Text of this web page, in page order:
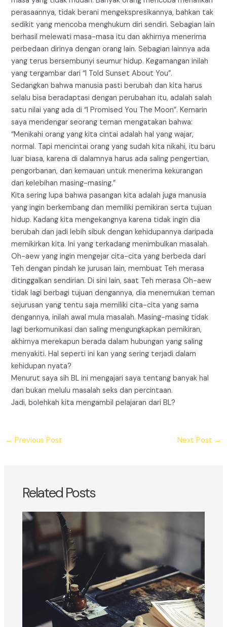
perasaannya, tidak berani mengekspresikannya, bahkan tak
sedikit yang mencoba menghukum diri sendiri. Sebagian lain
berhasil melewati masa-masa itu dan akhirnya menerima
perbedaan dirinya dengan orang lain. Sebagian lainnya ada
yang terus bersembunyi seumur hidup. Kegamangan inilah
yang tergambar dari “I Told Sunset About You”.
Sedangkan bahwa manusia pasti berubah dan kita harus
selalu bisa beradaptasi dengan perubahan itu, adalah salah
satu nilai yang ada di “I Promised You The Moon”. Kemarin
saya mendengar seorang teman mengatakan bahwa:
“Menikahi orang yang kita cintai adalah hal yang wajar,
normal. Tapi mencintai orang yang sudah kita nikahi, itu baru
luar biasa, karena di dalamnya harus ada saling pengertian,
pengorbanan, dan kemauan untuk menerima kekurangan
dan kelebihan masing-masing.”
Kita sering lupa bahwa pasangan kita adalah juga manusia
yang ingin berkembang dan memiliki pemikiran serta tujuan
hidup. Kadang kita mengekangnya karena tidak ingin dia
berubah dan jadi lebih sibuk dengan kehidupannya daripada
memikirkan kita. Ini yang terkadang menimbulkan masalah.
Oh-aew yang ingin mengejar cita-cita yang berbeda dari
Teh dengan pindah ke jurusan lain, membuat Teh merasa
ditinggalkan sendirian. Di sini lain, saat Teh merasa Oh-aew
tidak lagi berbagi tujuan dengannya, dia menemukan teman
sejurusan yang tentu saja memiliki cita-cita yang sama
dengannya, inilah awal mula masalah. Masing-masing tidak
lagi berkomunikasi dan saling mengungkapkan pemikiran,
akhirnya merekapun berada dalam hubungan yang saling
menyakiti. Hal seperti ini kan yang sering terjadi dalam
kehidupan nyata?
Menurut saya sih BL ini mengajari saya tentang banyak hal
dan bukan melulu masalah seks dan percintaan.
Jadi, bolehkah kita mengambil pelajaran dari BL?
← Previous Post Next Post →
Related Posts